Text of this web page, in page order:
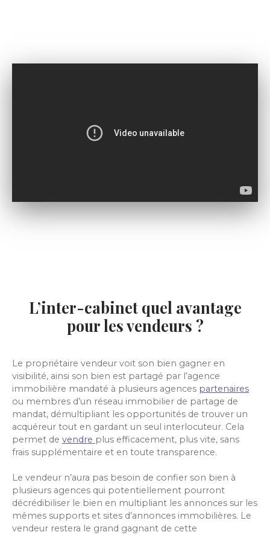
L’inter-cabinet quel avantage
pour les vendeurs ?
Le propriétaire vendeur voit son bien gagner en
visibilité, ainsi son bien est partagé par l’agence
immobilière mandaté à plusieurs agences partenaires
ou membres d’un réseau immobilier de partage de
mandat, démultipliant les opportunités de trouver un
acquéreur tout en gardant un seul interlocuteur. Cela
permet de vendre plus efficacement, plus vite, sans
frais supplémentaire et en toute transparence.
Le vendeur n’aura pas besoin de confier son bien à
plusieurs agences qui potentiellement pourront
décrédibiliser le bien en multipliant les annonces sur les
mêmes supports et sites d’annonces immobilières. Le
vendeur restera le grand gagnant de cette